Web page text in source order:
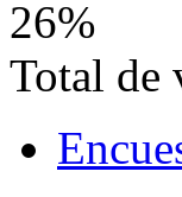
26%
Total de